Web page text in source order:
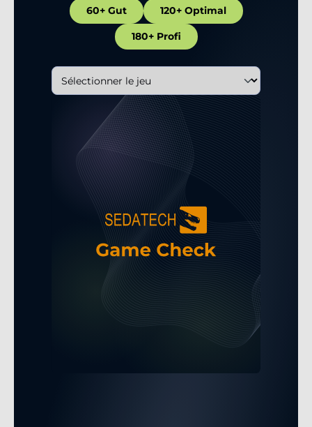
60+ Gut 120+ Optimal
180+ Profi